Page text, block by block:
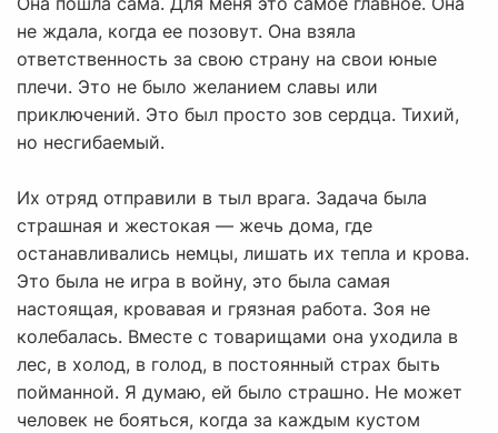
не ждала, когда ее позовут. Она взяла
ответственность за свою страну на свои юные
плечи. Это не было желанием славы или
приключений. Это был просто зов сердца. Тихий,
но несгибаемый.
Их отряд отправили в тыл врага. Задача была
страшная и жестокая — жечь дома, где
останавливались немцы, лишать их тепла и крова.
Это была не игра в войну, это была самая
настоящая, кровавая и грязная работа. Зоя не
колебалась. Вместе с товарищами она уходила в
лес, в холод, в голод, в постоянный страх быть
пойманной. Я думаю, ей было страшно. Не может
человек не бояться, когда за каждым кустом